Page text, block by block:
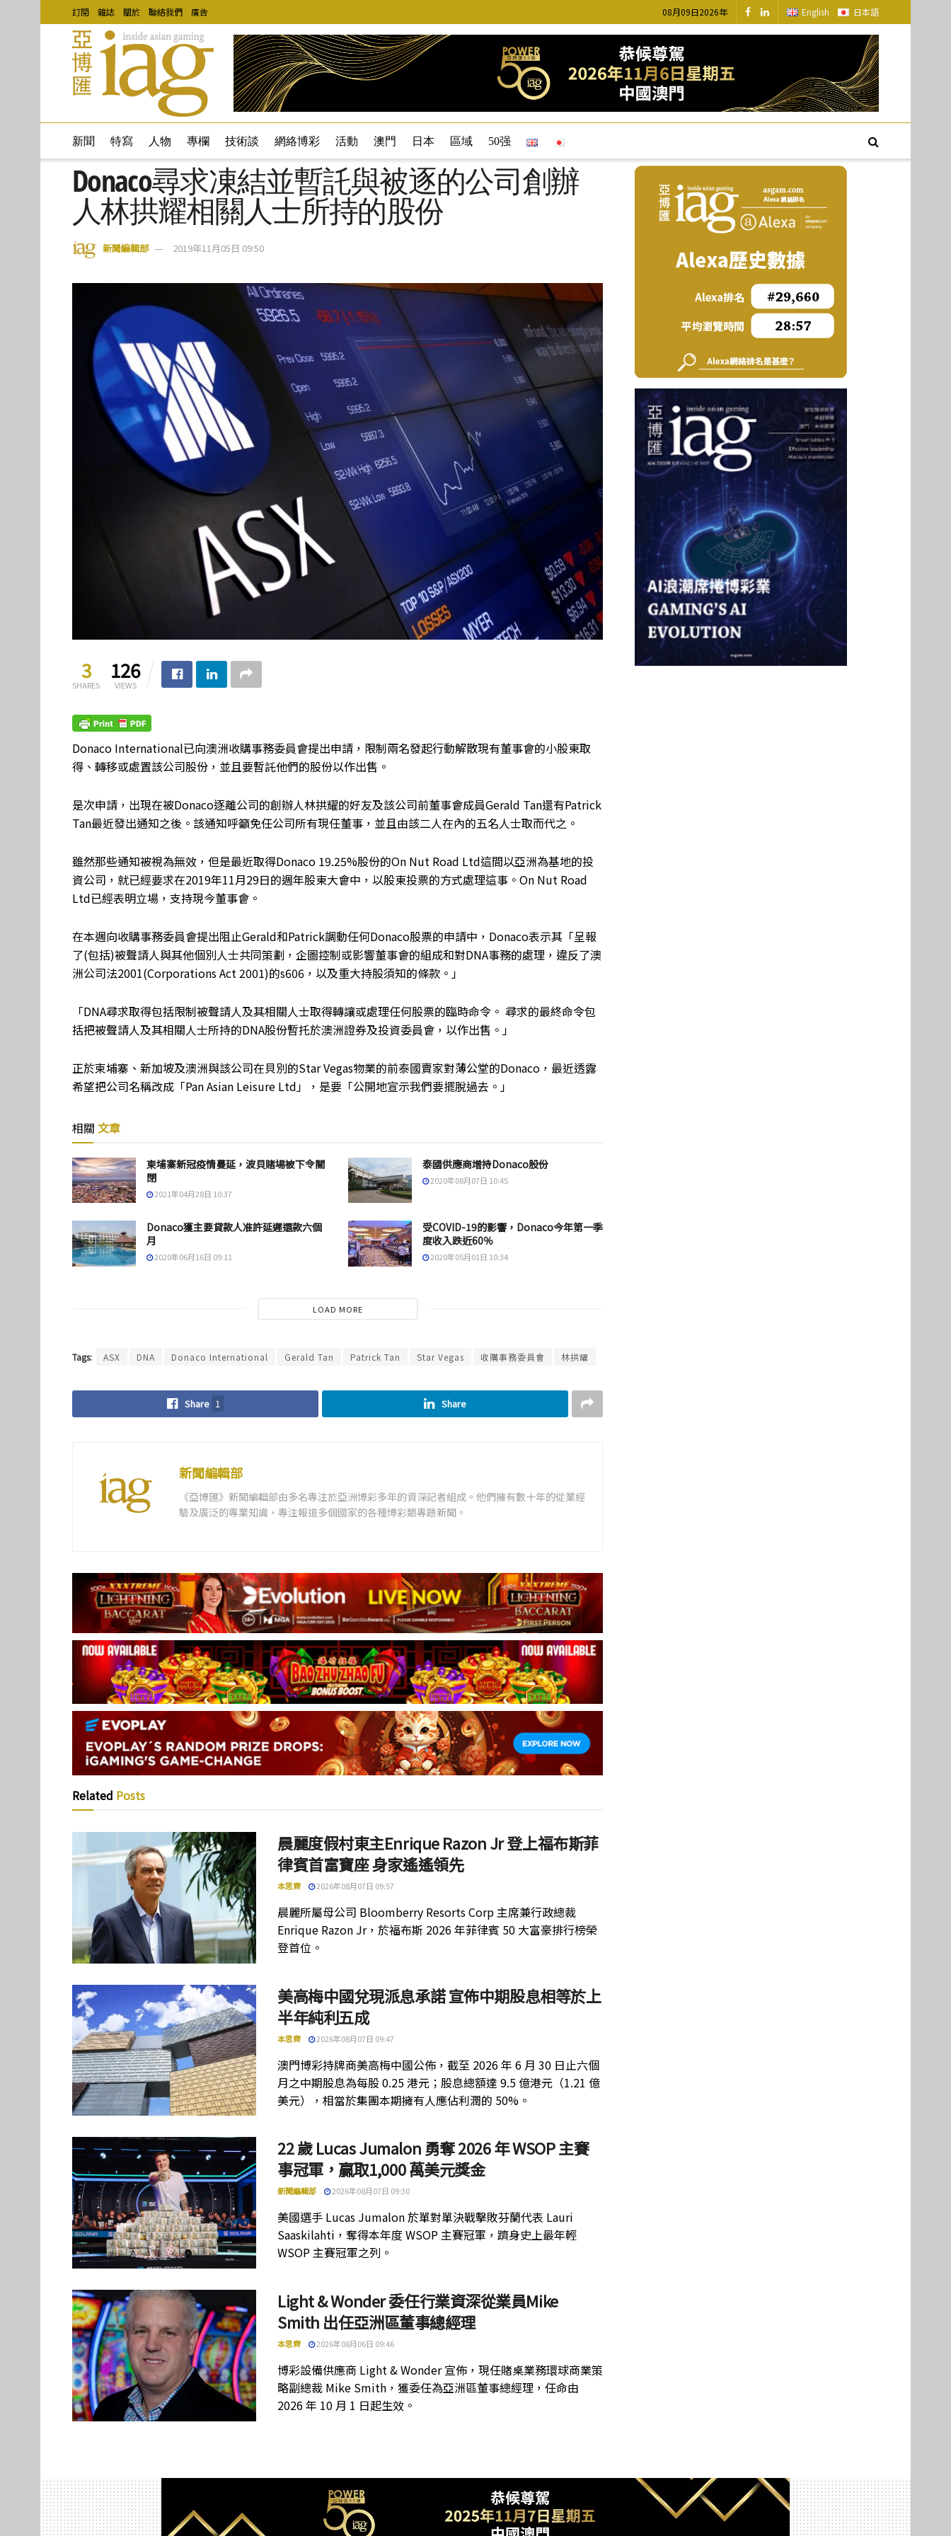
訂閱 雜誌 關於 聯絡我們 廣告 08月09日2026年 English 日本語
新聞 特寫 人物 專欄 技術談 網絡博彩 活動 澳門 日本 區域 50强
Donaco尋求凍結並暫託與被逐的公司創辦
人林拱耀相關人士所持的股份
新聞編輯部 2019年11月05日 09:50
3
SHARES
126
VIEWS
Donaco International已向澳洲收購事務委員會提出申請，限制兩名發起行動解散現有董事會的小股東取
得、轉移或處置該公司股份，並且要暫託他們的股份以作出售。
是次申請，出現在被Donaco逐離公司的創辦人林拱耀的好友及該公司前董事會成員Gerald Tan還有Patrick
Tan最近發出通知之後。該通知呼籲免任公司所有現任董事，並且由該二人在內的五名人士取而代之。
雖然那些通知被視為無效，但是最近取得Donaco 19.25%股份的On Nut Road Ltd這間以亞洲為基地的投
資公司，就已經要求在2019年11月29日的週年股東大會中，以股東投票的方式處理這事。On Nut Road
Ltd已經表明立場，支持現今董事會。
在本週向收購事務委員會提出阻止Gerald和Patrick調動任何Donaco股票的申請中，Donaco表示其「呈報
了(包括)被聲請人與其他個別人士共同策劃，企圖控制或影響董事會的組成和對DNA事務的處理，違反了澳
洲公司法2001(Corporations Act 2001)的s606，以及重大持股須知的條款。」
「DNA尋求取得包括限制被聲請人及其相關人士取得轉讓或處理任何股票的臨時命令。 尋求的最終命令包
括把被聲請人及其相關人士所持的DNA股份暫托於澳洲證券及投資委員會，以作出售。」
正於柬埔寨、新加坡及澳洲與該公司在貝別的Star Vegas物業的前泰國賣家對薄公堂的Donaco，最近透露
希望把公司名稱改成「Pan Asian Leisure Ltd」，是要「公開地宣示我們要擺脫過去。」
相關 文章
柬埔寨新冠疫情蔓延，波貝賭場被下令關
閉
2021年04月28日 10:37
泰國供應商增持Donaco股份
2020年08月07日 10:45
Donaco獲主要貸款人准許延遲還款六個
月
2020年06月16日 09:11
受COVID-19的影響，Donaco今年第一季
度收入跌近60％
2020年05月01日 10:34
LOAD MORE
Tags: ASX DNA Donaco International Gerald Tan Patrick Tan Star Vegas 收購事務委員會 林拱耀
Share 1 Share
新聞編輯部
《亞博匯》新聞編輯部由多名專注於亞洲博彩多年的資深記者組成。他們擁有數十年的從業經
驗及廣泛的專業知識，專注報道多個國家的各種博彩類專題新聞。
Related Posts
晨麗度假村東主Enrique Razon Jr 登上福布斯菲
律賓首富寶座 身家遙遙領先
本思齊 2026年08月07日 09:57
晨麗所屬母公司 Bloomberry Resorts Corp 主席兼行政總裁
Enrique Razon Jr，於福布斯 2026 年菲律賓 50 大富豪排行榜榮
登首位。
美高梅中國兌現派息承諾 宣佈中期股息相等於上
半年純利五成
本思齊 2026年08月07日 09:47
澳門博彩持牌商美高梅中國公佈，截至 2026 年 6 月 30 日止六個
月之中期股息為每股 0.25 港元；股息總額達 9.5 億港元（1.21 億
美元），相當於集團本期擁有人應佔利潤的 50%。
22 歲 Lucas Jumalon 勇奪 2026 年 WSOP 主賽
事冠軍，贏取1,000 萬美元獎金
新聞編輯部 2026年08月07日 09:30
美國選手 Lucas Jumalon 於單對單決戰擊敗芬蘭代表 Lauri
Saaskilahti，奪得本年度 WSOP 主賽冠軍，躋身史上最年輕
WSOP 主賽冠軍之列。
Light & Wonder 委任行業資深從業員Mike
Smith 出任亞洲區董事總經理
本思齊 2026年08月06日 09:46
博彩設備供應商 Light & Wonder 宣佈，現任賭桌業務環球商業策
略副總裁 Mike Smith，獲委任為亞洲區董事總經理，任命由
2026 年 10 月 1 日起生效。